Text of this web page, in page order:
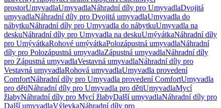
prostorUmyvadlaUmyvadlaNáhradní díly pro UmyvadlaDvojitá
umyvadlaNáhradní díly pro Dvojitá umyvadlaUmyvadla do
nábytkuNáhradní díly pro Umyvadla do nábytkuUmyvadla na
deskuNáhradní díly pro Umyvadla na deskuUmývátkaNáhradní díly
pro UmývátkaRohové umývátkaPolozápustná umyvadlaNáhradní
díly pro Polozápustná umyvadlaZápustná umyvadlaNáhradní díly
pro Zápustná umyvadlaVestavná umyvadlaNáhradní díly pro
Vestavná umyvadlaRohová umyvadlaUmyvadla provedení
ComfortNáhradní díly pro Umyvadla provedení ComfortUmyvadla
pro dětiNáhradní díly pro Umyvadla pro dětiUmyvadlaMycí
žlabyNáhradní díly pro Mycí žlabyDalší umyvadlaNáhradní díly pro
Další umyvadlaVýlevkaNáhradní díly pro